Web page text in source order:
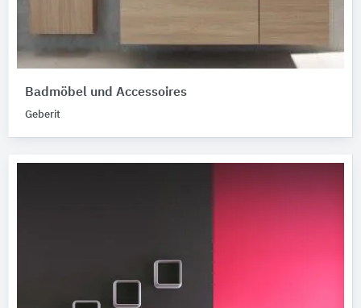
Badmöbel und Accessoires
Geberit